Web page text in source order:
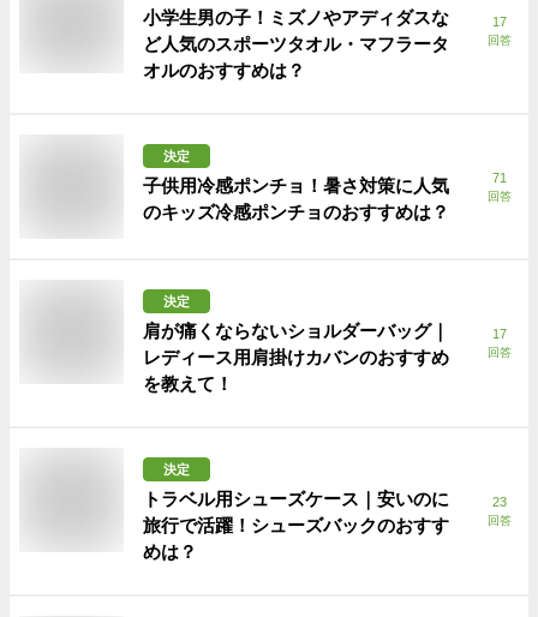
小学生男の子！ミズノやアディダスな
ど人気のスポーツタオル・マフラータ
オルのおすすめは？
17
回答
決定
子供用冷感ポンチョ！暑さ対策に人気
のキッズ冷感ポンチョのおすすめは？
71
回答
決定
肩が痛くならないショルダーバッグ｜
レディース用肩掛けカバンのおすすめ
を教えて！
17
回答
決定
トラベル用シューズケース｜安いのに
旅行で活躍！シューズバックのおすす
めは？
23
回答